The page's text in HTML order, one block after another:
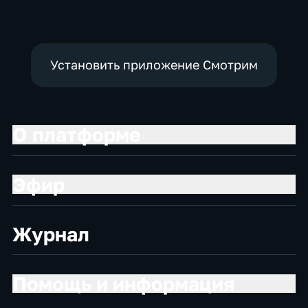
Установить приложение Смотрим
Журнал